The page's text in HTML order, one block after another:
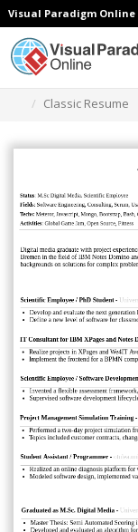
Visual Paradigm Online
Classic Resume